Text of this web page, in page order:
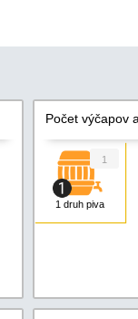
Počet výčapov
1 druh piva
1